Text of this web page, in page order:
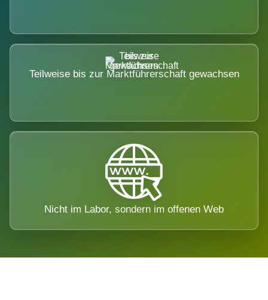
Teilweise bis zur Marktführerschaft gewachsen
Nicht im Labor, sondern im offenen Web